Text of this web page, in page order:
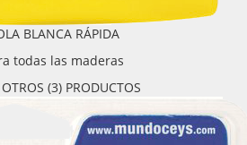
BLANCA RÁPIDA
todas las maderas
(3) PRODUCTOS